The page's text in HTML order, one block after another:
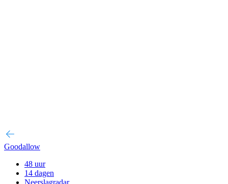
Goodallow
48 uur
14 dagen
Neerslagradar